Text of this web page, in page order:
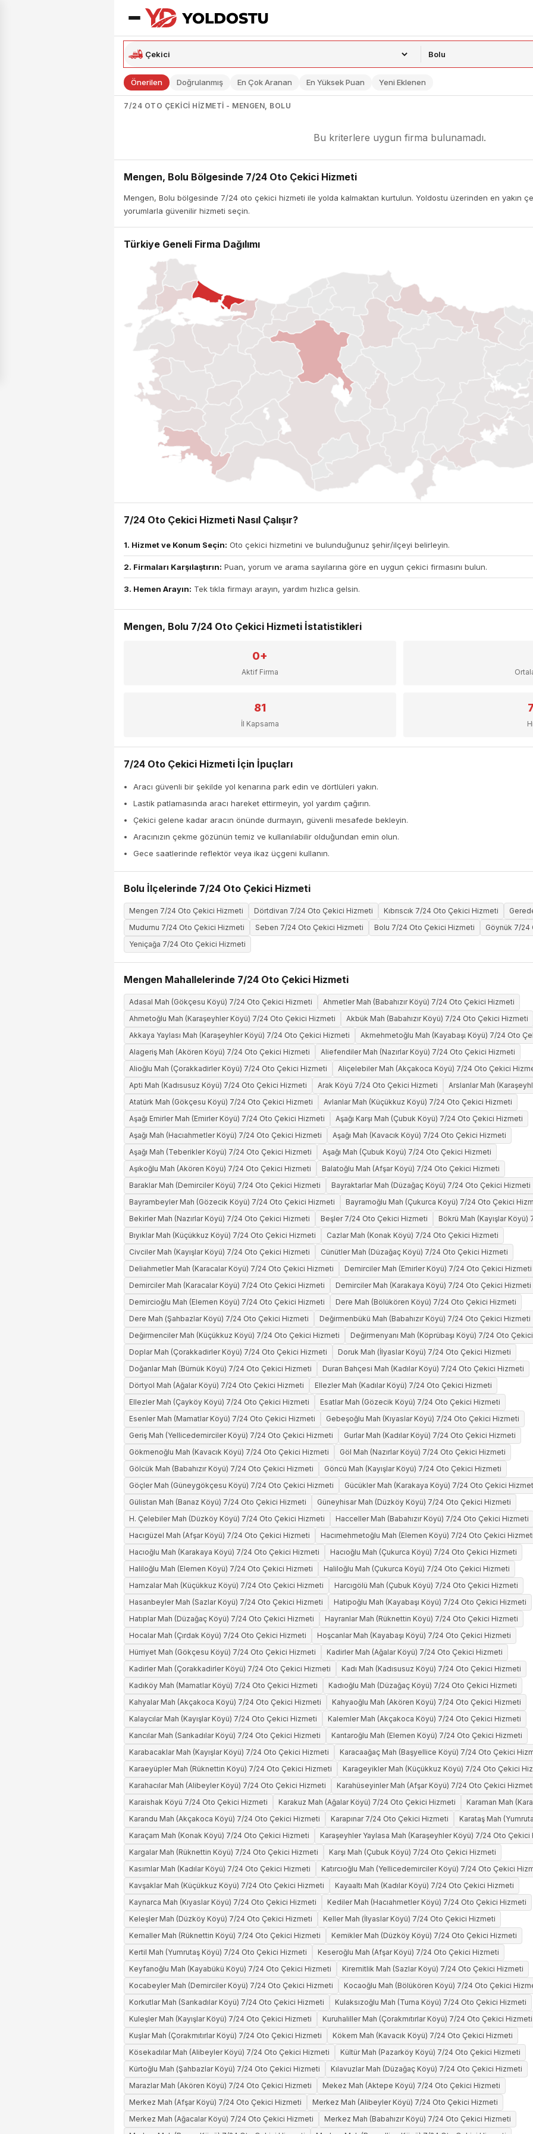
Önerilen Doğrulanmış En Çok Aranan En Yüksek Puan Yeni Eklenen
7/24 OTO ÇEKICI HIZMETI - MENGEN, BOLU
Bu kriterlere uygun firma bulunamadı.
Mengen, Bolu Bölgesinde 7/24 Oto Çekici Hizmeti
Mengen, Bolu bölgesinde 7/24 oto çekici hizmeti ile yolda kalmaktan kurtulun. Yoldostu üzerinden en yakın
yorumlarla güvenilir hizmeti seçin.
Türkiye Geneli Firma Dağılımı
7/24 Oto Çekici Hizmeti Nasıl Çalışır?
1. Hizmet ve Konum Seçin: Oto çekici hizmetini ve bulunduğunuz şehir/ilçeyi belirleyin.
2. Firmaları Karşılaştırın: Puan, yorum ve arama sayılarına göre en uygun çekici firmasını bulun.
3. Hemen Arayın: Tek tıkla firmayı arayın, yardım hızlıca gelsin.
Mengen, Bolu 7/24 Oto Çekici Hizmeti İstatistikleri
0+
Aktif Firma
81
İl Kapsama
7/24 Oto Çekici Hizmeti İçin İpuçları
Aracı güvenli bir şekilde yol kenarına park edin ve dörtlüleri yakın.
Lastik patlamasında aracı hareket ettirmeyin, yol yardım çağırın.
Çekici gelene kadar aracın önünde durmayın, güvenli mesafede bekleyin.
Aracınızın çekme gözünün temiz ve kullanılabilir olduğundan emin olun.
Gece saatlerinde reflektör veya ikaz üçgeni kullanın.
Bolu İlçelerinde 7/24 Oto Çekici Hizmeti
Mengen 7/24 Oto Çekici Hizmeti Dörtdivan 7/24 Oto Çekici Hizmeti Kıbrıscık 7/24 Oto Çekici Hizmeti
Mudurnu 7/24 Oto Çekici Hizmeti
Seben 7/24 Oto Çekici Hizmeti Bolu 7/24 Oto Çekici Hizmeti
Göynük 7/24
Yeniçağa 7/24 Oto Çekici Hizmeti
Mengen Mahallelerinde 7/24 Oto Çekici Hizmeti
Adasal Mah (Gökçesu Köyü) 7/24 Oto Çekici Hizmeti
Ahmetler Mah (Babahızır Köyü) 7/24 Oto Çekici Hizmeti
Ahmetoğlu Mah (Karaşeyhler Köyü) 7/24 Oto Çekici Hizmeti
Akbük Mah (Babahızır Köyü) 7/24 Oto Çekici Hizmeti
Akkaya Yaylası Mah (Karaşeyhler Köyü) 7/24 Oto Çekici Hizmeti
Akmehmetoğlu Mah (Kayabaşı Köyü) 7/24 Oto
Alageriş Mah (Akören Köyü) 7/24 Oto Çekici Hizmeti
Aliefendiler Mah (Nazırlar Köyü) 7/24 Oto Çekici Hizmeti
Alioğlu Mah (Çorakkadirler Köyü) 7/24 Oto Çekici Hizmeti
Aliçelebiler Mah (Akçakoca Köyü) 7/24 Oto Çekici
Apti Mah (Kadısusuz Köyü) 7/24 Oto Çekici Hizmeti
Arak Köyü 7/24 Oto Çekici Hizmeti
Arslanlar Mah
Atatürk Mah (Gökçesu Köyü) 7/24 Oto Çekici Hizmeti
Avlanlar Mah (Küçükkuz Köyü) 7/24 Oto Çekici Hizmeti
Aşağı Emirler Mah (Emirler Köyü) 7/24 Oto Çekici Hizmeti
Aşağı Karşı Mah (Çubuk Köyü) 7/24 Oto Çekici Hizmeti
Aşağı Mah (Hacıahmetler Köyü) 7/24 Oto Çekici Hizmeti
Aşağı Mah (Kavacık Köyü) 7/24 Oto Çekici Hizmeti
Aşağı Mah (Teberikler Köyü) 7/24 Oto Çekici Hizmeti
Aşağı Mah (Çubuk Köyü) 7/24 Oto Çekici Hizmeti
Aşıkoğlu Mah (Akören Köyü) 7/24 Oto Çekici Hizmeti
Balatoğlu Mah (Afşar Köyü) 7/24 Oto Çekici Hizmeti
Baraklar Mah (Demirciler Köyü) 7/24 Oto Çekici Hizmeti
Bayraktarlar Mah (Düzağaç Köyü) 7/24 Oto Çekici Hizmeti
Bayrambeyler Mah (Gözecik Köyü) 7/24 Oto Çekici Hizmeti
Bayramoğlu Mah (Çukurca Köyü) 7/24 Oto Çekici
Bekirler Mah (Nazırlar Köyü) 7/24 Oto Çekici Hizmeti
Beşler 7/24 Oto Çekici Hizmeti
Bökrü Mah (Kayışlar
Bıyıklar Mah (Küçükkuz Köyü) 7/24 Oto Çekici Hizmeti
Cazlar Mah (Konak Köyü) 7/24 Oto Çekici Hizmeti
Civciler Mah (Kayışlar Köyü) 7/24 Oto Çekici Hizmeti
Cünütler Mah (Düzağaç Köyü) 7/24 Oto Çekici Hizmeti
Deliahmetler Mah (Karacalar Köyü) 7/24 Oto Çekici Hizmeti
Demirciler Mah (Emirler Köyü) 7/24 Oto Çekici Hizmeti
Demirciler Mah (Karacalar Köyü) 7/24 Oto Çekici Hizmeti
Demirciler Mah (Karakaya Köyü) 7/24 Oto Çekici Hizmeti
Demircioğlu Mah (Elemen Köyü) 7/24 Oto Çekici Hizmeti
Dere Mah (Bölükören Köyü) 7/24 Oto Çekici Hizmeti
Dere Mah (Şahbazlar Köyü) 7/24 Oto Çekici Hizmeti
Değirmenbükü Mah (Babahızır Köyü) 7/24 Oto Çekici Hizmeti
Değirmenciler Mah (Küçükkuz Köyü) 7/24 Oto Çekici Hizmeti
Değirmenyanı Mah (Köprübaşı Köyü) 7/24 Oto
Doplar Mah (Çorakkadirler Köyü) 7/24 Oto Çekici Hizmeti
Doruk Mah (İlyaslar Köyü) 7/24 Oto Çekici Hizmeti
Doğanlar Mah (Bürnük Köyü) 7/24 Oto Çekici Hizmeti
Duran Bahçesi Mah (Kadılar Köyü) 7/24 Oto Çekici Hizmeti
Dörtyol Mah (Ağalar Köyü) 7/24 Oto Çekici Hizmeti
Ellezler Mah (Kadılar Köyü) 7/24 Oto Çekici Hizmeti
Ellezler Mah (Çayköy Köyü) 7/24 Oto Çekici Hizmeti
Esatlar Mah (Gözecik Köyü) 7/24 Oto Çekici Hizmeti
Esenler Mah (Mamatlar Köyü) 7/24 Oto Çekici Hizmeti
Gebeşoğlu Mah (Kıyaslar Köyü) 7/24 Oto Çekici Hizmeti
Geriş Mah (Yellicedemirciler Köyü) 7/24 Oto Çekici Hizmeti
Gurlar Mah (Kadılar Köyü) 7/24 Oto Çekici Hizmeti
Gökmenoğlu Mah (Kavacık Köyü) 7/24 Oto Çekici Hizmeti
Göl Mah (Nazırlar Köyü) 7/24 Oto Çekici Hizmeti
Gölcük Mah (Babahızır Köyü) 7/24 Oto Çekici Hizmeti
Göncü Mah (Kayışlar Köyü) 7/24 Oto Çekici Hizmeti
Göçler Mah (Güneygökçesu Köyü) 7/24 Oto Çekici Hizmeti
Gücükler Mah (Karakaya Köyü) 7/24 Oto Çekici
Gülistan Mah (Banaz Köyü) 7/24 Oto Çekici Hizmeti
Güneyhisar Mah (Düzköy Köyü) 7/24 Oto Çekici Hizmeti
H. Çelebiler Mah (Düzköy Köyü) 7/24 Oto Çekici Hizmeti
Hacceller Mah (Babahızır Köyü) 7/24 Oto Çekici Hizmeti
Hacıgüzel Mah (Afşar Köyü) 7/24 Oto Çekici Hizmeti
Hacımehmetoğlu Mah (Elemen Köyü) 7/24 Oto Çekici Hizmeti
Hacıoğlu Mah (Karakaya Köyü) 7/24 Oto Çekici Hizmeti
Hacıoğlu Mah (Çukurca Köyü) 7/24 Oto Çekici Hizmeti
Haliloğlu Mah (Elemen Köyü) 7/24 Oto Çekici Hizmeti
Haliloğlu Mah (Çukurca Köyü) 7/24 Oto Çekici Hizmeti
Hamzalar Mah (Küçükkuz Köyü) 7/24 Oto Çekici Hizmeti
Harcıgölü Mah (Çubuk Köyü) 7/24 Oto Çekici Hizmeti
Hasanbeyler Mah (Sazlar Köyü) 7/24 Oto Çekici Hizmeti
Hatipoğlu Mah (Kayabaşı Köyü) 7/24 Oto Çekici Hizmeti
Hatıplar Mah (Düzağaç Köyü) 7/24 Oto Çekici Hizmeti
Hayranlar Mah (Rüknettin Köyü) 7/24 Oto Çekici Hizmeti
Hocalar Mah (Çırdak Köyü) 7/24 Oto Çekici Hizmeti
Hoşcanlar Mah (Kayabaşı Köyü) 7/24 Oto Çekici Hizmeti
Hürriyet Mah (Gökçesu Köyü) 7/24 Oto Çekici Hizmeti
Kadirler Mah (Ağalar Köyü) 7/24 Oto Çekici Hizmeti
Kadirler Mah (Çorakkadirler Köyü) 7/24 Oto Çekici Hizmeti
Kadı Mah (Kadısusuz Köyü) 7/24 Oto Çekici Hizmeti
Kadıköy Mah (Mamatlar Köyü) 7/24 Oto Çekici Hizmeti
Kadıoğlu Mah (Düzağaç Köyü) 7/24 Oto Çekici Hizmeti
Kahyalar Mah (Akçakoca Köyü) 7/24 Oto Çekici Hizmeti
Kahyaoğlu Mah (Akören Köyü) 7/24 Oto Çekici Hizmeti
Kalaycılar Mah (Kayışlar Köyü) 7/24 Oto Çekici Hizmeti
Kalemler Mah (Akçakoca Köyü) 7/24 Oto Çekici Hizmeti
Kancılar Mah (Sarıkadılar Köyü) 7/24 Oto Çekici Hizmeti
Kantaroğlu Mah (Elemen Köyü) 7/24 Oto Çekici Hizmeti
Karabacaklar Mah (Kayışlar Köyü) 7/24 Oto Çekici Hizmeti
Karacaağaç Mah (Başyellice Köyü) 7/24 Oto Çekici
Karaeyüpler Mah (Rüknettin Köyü) 7/24 Oto Çekici Hizmeti
Karageyikler Mah (Küçükkuz Köyü) 7/24 Oto Çekici
Karahacılar Mah (Alibeyler Köyü) 7/24 Oto Çekici Hizmeti
Karahüseyinler Mah (Afşar Köyü) 7/24 Oto Çekici Hizmeti
Karaishak Köyü 7/24 Oto Çekici Hizmeti
Karakuz Mah (Ağalar Köyü) 7/24 Oto Çekici Hizmeti
Karaman Mah
Karandu Mah (Akçakoca Köyü) 7/24 Oto Çekici Hizmeti
Karapınar 7/24 Oto Çekici Hizmeti
Karataş Mah
Karaçam Mah (Konak Köyü) 7/24 Oto Çekici Hizmeti
Karaşeyhler Yaylasa Mah (Karaşeyhler Köyü) 7/24 Oto Çekici
Kargalar Mah (Rüknettin Köyü) 7/24 Oto Çekici Hizmeti
Karşı Mah (Çubuk Köyü) 7/24 Oto Çekici Hizmeti
Kasımlar Mah (Kadılar Köyü) 7/24 Oto Çekici Hizmeti
Katırcıoğlu Mah (Yellicedemirciler Köyü) 7/24 Oto Çekici
Kavşaklar Mah (Küçükkuz Köyü) 7/24 Oto Çekici Hizmeti
Kayaaltı Mah (Kadılar Köyü) 7/24 Oto Çekici Hizmeti
Kaynarca Mah (Kıyaslar Köyü) 7/24 Oto Çekici Hizmeti
Kediler Mah (Hacıahmetler Köyü) 7/24 Oto Çekici Hizmeti
Keleşler Mah (Düzköy Köyü) 7/24 Oto Çekici Hizmeti
Keller Mah (İlyaslar Köyü) 7/24 Oto Çekici Hizmeti
Kemaller Mah (Rüknettin Köyü) 7/24 Oto Çekici Hizmeti
Kemikler Mah (Düzköy Köyü) 7/24 Oto Çekici Hizmeti
Kertil Mah (Yumrutaş Köyü) 7/24 Oto Çekici Hizmeti
Keseroğlu Mah (Afşar Köyü) 7/24 Oto Çekici Hizmeti
Keyfanoğlu Mah (Kayabükü Köyü) 7/24 Oto Çekici Hizmeti
Kiremitlik Mah (Sazlar Köyü) 7/24 Oto Çekici Hizmeti
Kocabeyler Mah (Demirciler Köyü) 7/24 Oto Çekici Hizmeti
Kocaoğlu Mah (Bölükören Köyü) 7/24 Oto Çekici
Korkutlar Mah (Sarıkadılar Köyü) 7/24 Oto Çekici Hizmeti
Kulaksızoğlu Mah (Turna Köyü) 7/24 Oto Çekici Hizmeti
Kuleşler Mah (Kayışlar Köyü) 7/24 Oto Çekici Hizmeti
Kuruhaliller Mah (Çorakmıtırlar Köyü) 7/24 Oto Çekici Hizmeti
Kuşlar Mah (Çorakmıtırlar Köyü) 7/24 Oto Çekici Hizmeti
Kökem Mah (Kavacık Köyü) 7/24 Oto Çekici Hizmeti
Kösekadılar Mah (Alibeyler Köyü) 7/24 Oto Çekici Hizmeti
Kültür Mah (Pazarköy Köyü) 7/24 Oto Çekici Hizmeti
Kürtoğlu Mah (Şahbazlar Köyü) 7/24 Oto Çekici Hizmeti
Kılavuzlar Mah (Düzağaç Köyü) 7/24 Oto Çekici Hizmeti
Marazlar Mah (Akören Köyü) 7/24 Oto Çekici Hizmeti
Mekez Mah (Aktepe Köyü) 7/24 Oto Çekici Hizmeti
Merkez Mah (Afşar Köyü) 7/24 Oto Çekici Hizmeti
Merkez Mah (Alibeyler Köyü) 7/24 Oto Çekici Hizmeti
Merkez Mah (Ağacalar Köyü) 7/24 Oto Çekici Hizmeti
Merkez Mah (Babahızır Köyü) 7/24 Oto Çekici Hizmeti